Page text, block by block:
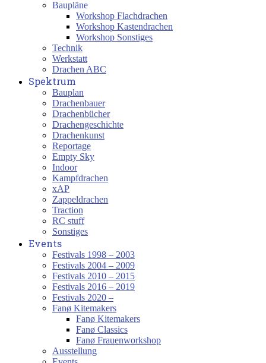
Baupläne
Workshop Flachdrachen
Workshop Kastendrachen
Workshop Sonstiges
Technik
Werkstatt
Drachen ABC
Spektrum
Bauplan
Drachenbauer
Drachenbücher
Drachengeschichte
Drachenkunst
Reportage
Empty Sky
Indoor
Kampfdrachen
xAP
Zappeldrachen
Traction
RC stuff
Sonstiges
Events
Festivals 1998 – 2003
Festivals 2004 – 2009
Festivals 2010 – 2015
Festivals 2016 – 2019
Festivals 2020 –
Fanø Kitemakers
Fanø Kitemakers
Fanø Classics
Fanø Frauenworkshop
Ausstellung